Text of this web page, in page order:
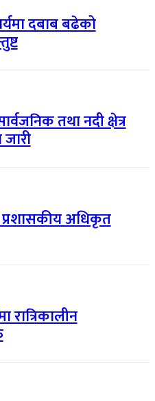
दबाब बढेको
तथा नदी क्षेत्र
प्रशासकीय अधिकृत